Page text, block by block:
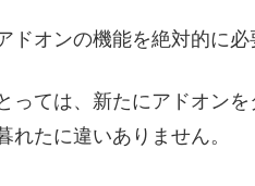
ドオンの機能を絶対的に必
っては、新たにアドオン
れたに違いありません。